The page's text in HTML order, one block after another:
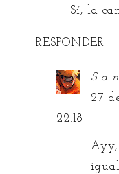
Sí, la
RESPONDER
S a
27
22:18
Ayy,